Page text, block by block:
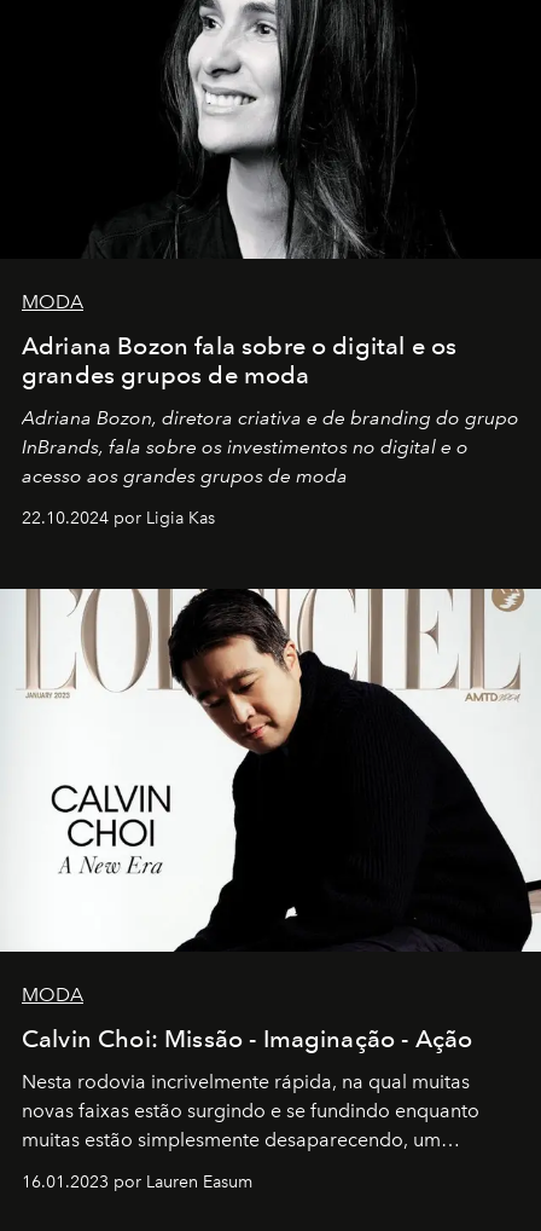
MODA
Adriana Bozon fala sobre o digital e os
grandes grupos de moda
Adriana Bozon, diretora criativa e de branding do grupo
InBrands, fala sobre os investimentos no digital e o
acesso aos grandes grupos de moda
22.10.2024 por Ligia Kas
MODA
Calvin Choi: Missão - Imaginação - Ação
Nesta rodovia incrivelmente rápida, na qual muitas
novas faixas estão surgindo e se fundindo enquanto
muitas estão simplesmente desaparecendo, um
transportador AMTD abrindo caminho para muitos
16.01.2023 por Lauren Easum